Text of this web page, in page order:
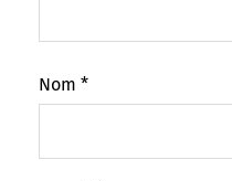
Nom *